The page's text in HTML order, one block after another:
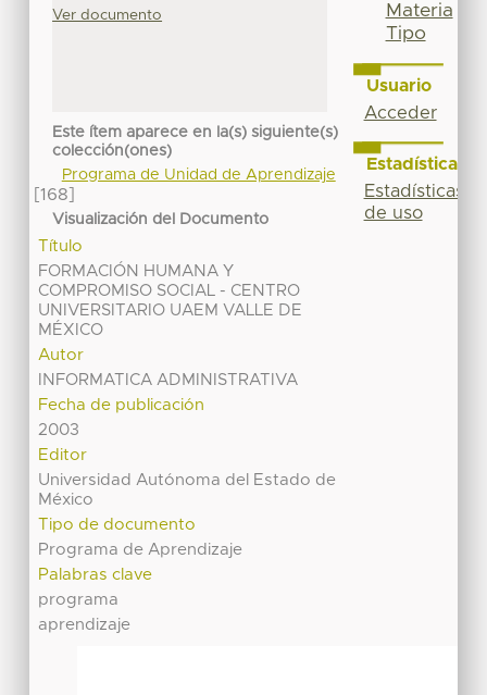
Ver documento
Este ítem aparece en la(s) siguiente(s)
colección(ones)
Programa de Unidad de Aprendizaje
[168]
Visualización del Documento
Título
FORMACIÓN HUMANA Y
COMPROMISO SOCIAL - CENTRO
UNIVERSITARIO UAEM VALLE DE
MÉXICO
Autor
INFORMATICA ADMINISTRATIVA
Fecha de publicación
2003
Editor
Universidad Autónoma del Estado de
México
Tipo de documento
Programa de Aprendizaje
Palabras clave
programa
aprendizaje
Materia
Tipo
Usuario
Acceder
Estadísticas
Estadísticas
de uso